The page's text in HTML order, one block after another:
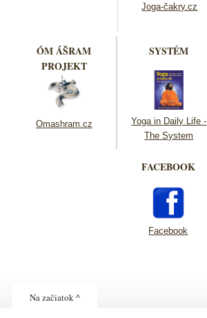
Joga-čakry.cz
ÓM ÁŠRAM
PROJEKT
Omashram.cz
SYSTÉM
Yoga in Daily Life -
The System
FACEBOOK
Facebook
Na začiatok ^